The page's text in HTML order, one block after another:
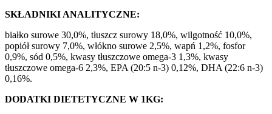
SKŁADNIKI ANALITYCZNE:
białko surowe 30,0%, tłuszcz surowy 18,0%, wilgotność 10,0%,
popiół surowy 7,0%, włókno surowe 2,5%, wapń 1,2%, fosfor
0,9%, sód 0,5%, kwasy tłuszczowe omega-3 1,3%, kwasy
tłuszczowe omega-6 2,3%, EPA (20:5 n-3) 0,12%, DHA (22:6 n-3)
0,16%.
DODATKI DIETETYCZNE W 1KG: